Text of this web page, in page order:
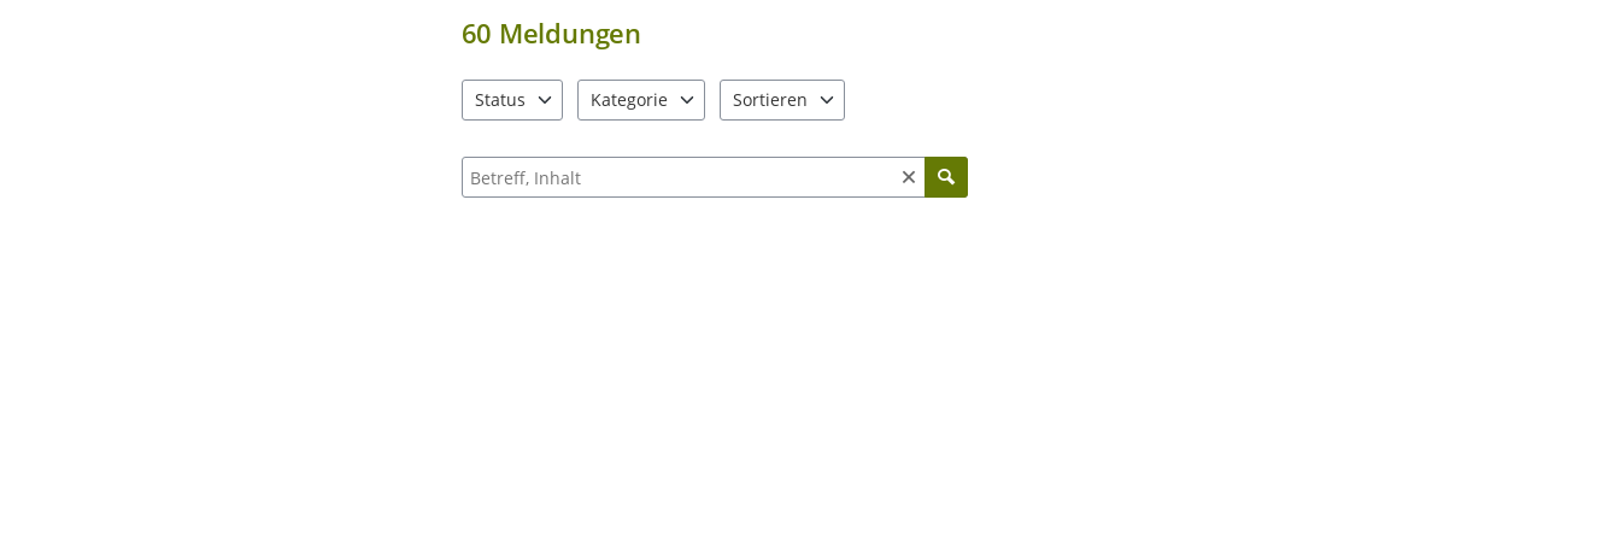
60 Meldungen
Status
Kategorie
Sortieren
Suche nach Meldungen und Kommentaren